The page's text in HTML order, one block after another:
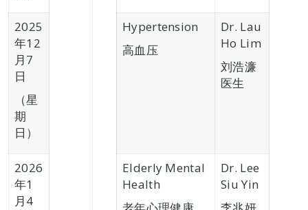
2025
年12
月7
日
（星
期
日）
Hypertension
高血压
Dr. Lau
Ho Lim
刘浩濂
医生
2026
年1
月4
Elderly Mental
Health
Dr. Lee
Siu Yin